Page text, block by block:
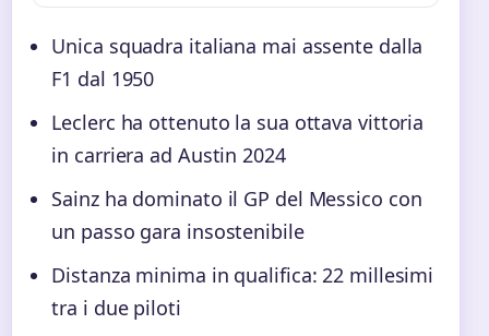
Unica squadra italiana mai assente dalla
F1 dal 1950
Leclerc ha ottenuto la sua ottava vittoria
in carriera ad Austin 2024
Sainz ha dominato il GP del Messico con
un passo gara insostenibile
Distanza minima in qualifica: 22 millesimi
tra i due piloti